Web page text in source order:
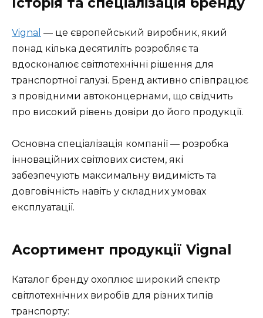
Vignal — це європейський виробник, який
понад кілька десятиліть розробляє та
вдосконалює світлотехнічні рішення для
транспортної галузі. Бренд активно співпрацює
з провідними автоконцернами, що свідчить
про високий рівень довіри до його продукції.
Основна спеціалізація компанії — розробка
інноваційних світлових систем, які
забезпечують максимальну видимість та
довговічність навіть у складних умовах
експлуатації.
Асортимент продукції Vignal
Каталог бренду охоплює широкий спектр
світлотехнічних виробів для різних типів
транспорту: